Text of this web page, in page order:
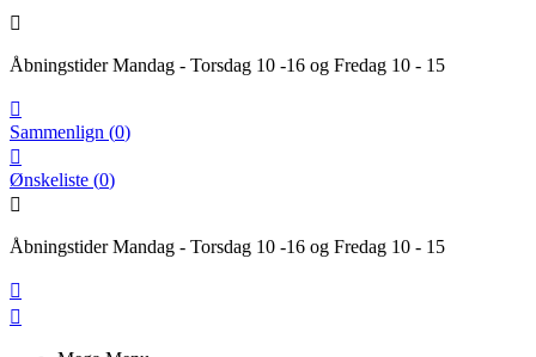

Åbningstider Mandag - Torsdag 10 -16 og Fredag 10 - 15

Sammenlign (0)

Ønskeliste (0)

Åbningstider Mandag - Torsdag 10 -16 og Fredag 10 - 15

